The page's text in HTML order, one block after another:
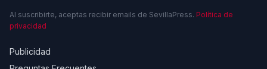
Al suscribirte, aceptas recibir emails de SevillaPress. Política de
privacidad
Publicidad